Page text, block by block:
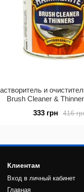
и
Brush Cleaner &
416
333 грн
Клиентам
Вход в личный кабинет
Главная